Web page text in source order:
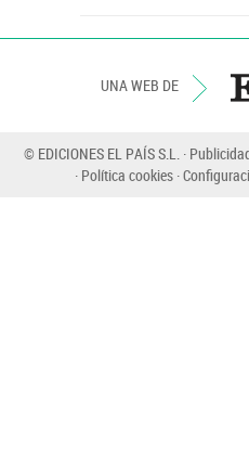
UNA WEB DE
© EDICIONES EL PAÍS S.L.
Política cookies